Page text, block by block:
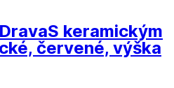
S keramickým
červené, výška